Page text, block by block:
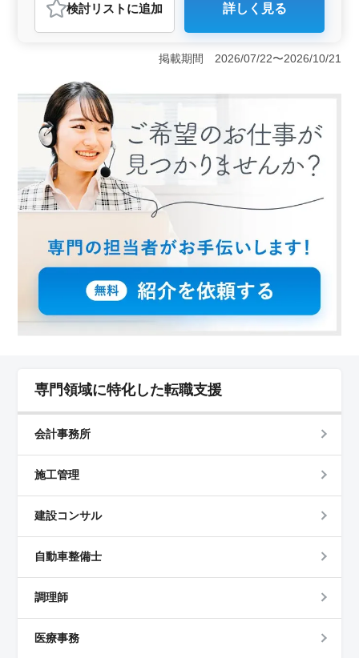
おすすめポイント
＜働きやすい環境＞ 週休2日制と社会保険完備で、プラ
イベートと仕事のバランスを保ちやすいです。勤務時間
の相談も可能で、ライフスタイルに合わせて働けま
す。 ＜経験を活かせる場＞ 調理経験3年以上ある方
を対象としており、スキルを活かし活躍できます。ブラ
ンクがある方も歓迎しているため、復職を考えている方
にも最適です。 ＜多様な働き方＞ 正社員からパー
トまで幅広い雇用形態を用意しており、自分に合った働
き方を選べます。50代、60代も活躍中で、長期的なキャ
リア形成が可能です
検討リスト に追加 詳しく見る
掲載期間 2026/07/22〜2026/10/21
専門領域に特化した転職支援
会計事務所
施工管理
建設コンサル
自動車整備士
調理師
医療事務